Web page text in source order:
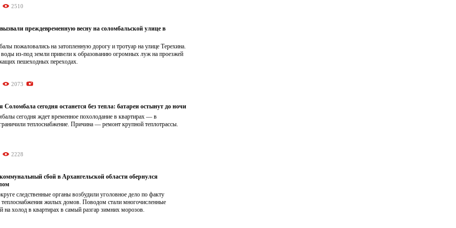
2510
преждевременную весну на соломбальской улице в
пожаловались на затопленную дорогу и тротуар на улице Терехина.
из-под земли привели к образованию огромных луж на проезжей
пешеходных переходах.
2073
Соломбала сегодня останется без тепла: батареи остынут до ночи
сегодня ждет временное похолодание в квартирах — в
теплоснабжение. Причина — ремонт крупной теплотрассы.
2228
сбой в Архангельской области обернулся
следственные органы возбудили уголовное дело по факту
теплоснабжения жилых домов. Поводом стали многочисленные
на холод в квартирах в самый разгар зимних морозов.